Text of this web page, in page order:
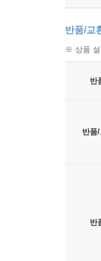
반품/교
※ 상품 설
반
반품
반